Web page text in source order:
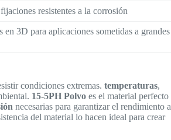
resistentes a la corrosión
en 3D para aplicaciones sometidas a grandes
condiciones extremas.temperaturas,
15-5PH Polvo es el material perfecto
necesarias para garantizar el rendimiento a
del material lo hacen ideal para crear